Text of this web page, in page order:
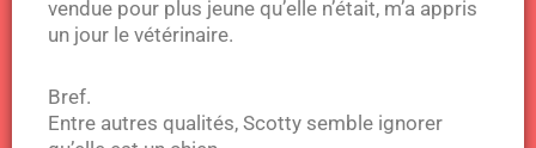
vendue pour plus jeune qu’elle n’était, m’a appris
un jour le vétérinaire.
Bref.
Entre autres qualités, Scotty semble ignorer